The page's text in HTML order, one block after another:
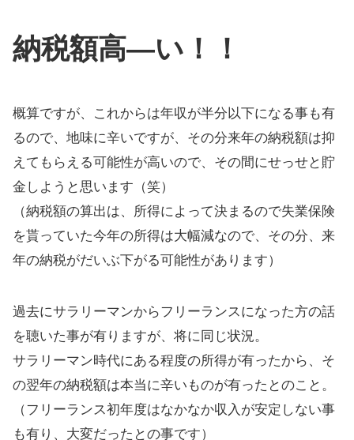
納税額高―い！！
概算ですが、これからは年収が半分以下になる事も有
るので、地味に辛いですが、その分来年の納税額は抑
えてもらえる可能性が高いので、その間にせっせと貯
金しようと思います（笑）
（納税額の算出は、所得によって決まるので失業保険
を貰っていた今年の所得は大幅減なので、その分、来
年の納税がだいぶ下がる可能性があります）
過去にサラリーマンからフリーランスになった方の話
を聴いた事が有りますが、将に同じ状況。
サラリーマン時代にある程度の所得が有ったから、そ
の翌年の納税額は本当に辛いものが有ったとのこと。
（フリーランス初年度はなかなか収入が安定しない事
も有り、大変だったとの事です）